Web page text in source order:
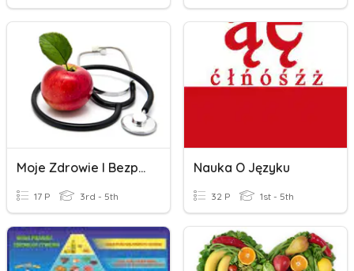
Moje Zdrowie I Bezpieczeństwo
17 P 3rd - 5th
Nauka O Języku
32 P 1st - 5th